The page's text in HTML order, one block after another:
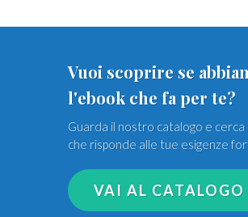
Vuoi scoprire se
l'ebook che fa per te?
Guarda il nostro catalogo e
che risponde alle tue esigenze
VAI AL CATALOGO